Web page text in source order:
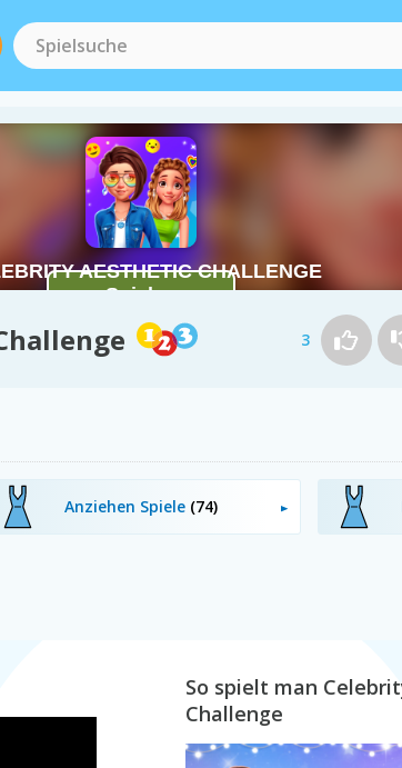
3
Anziehen Spiele (74)
So spielt man
Challenge